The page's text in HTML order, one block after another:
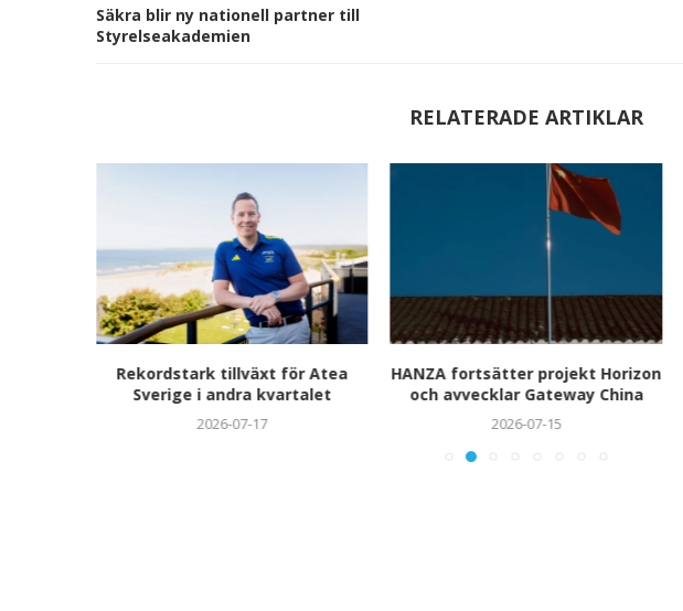
Säkra blir ny nationell partner till
Styrelseakademien
RELATERADE ARTIKLAR
Rekordstark tillväxt för Atea
Sverige i andra kvartalet
2026-07-17
HANZA fortsätter projekt Horizon
och avvecklar Gateway China
2026-07-15